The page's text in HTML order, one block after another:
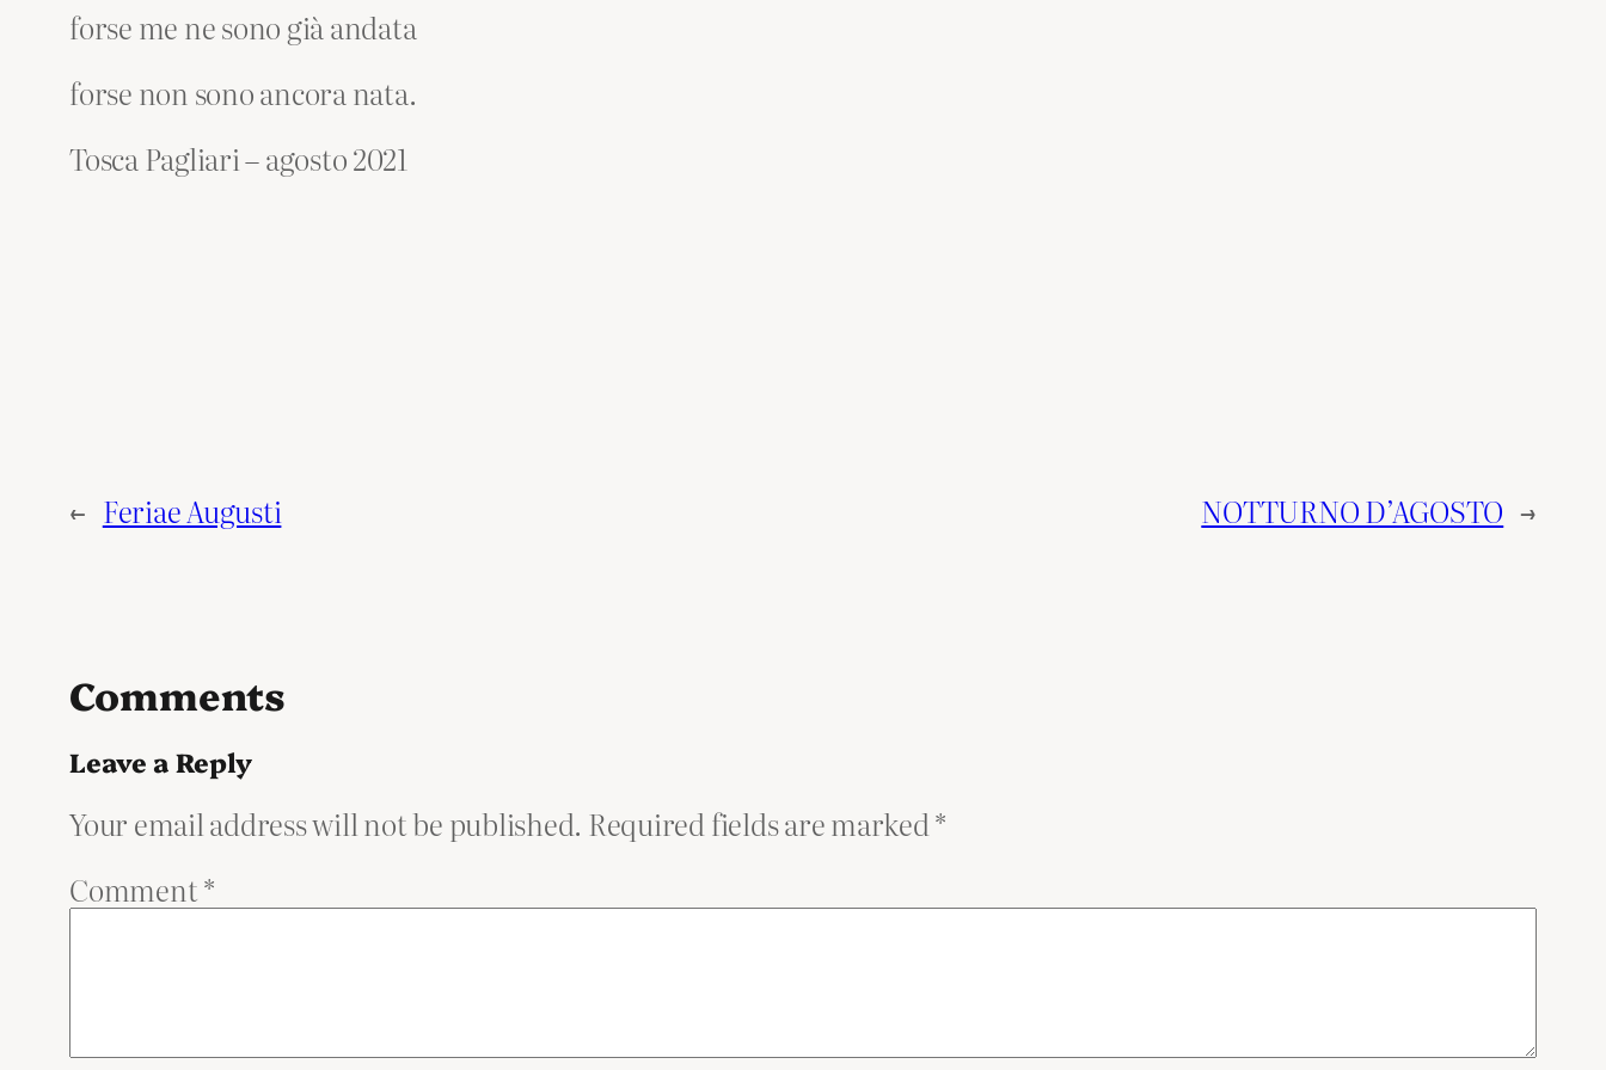
forse me ne sono già andata
forse non sono ancora nata.
Tosca Pagliari – agosto 2021
← Feriae Augusti NOTTURNO D’AGOSTO →
Comments
Leave a Reply
Your email address will not be published. Required fields are marked *
Comment*